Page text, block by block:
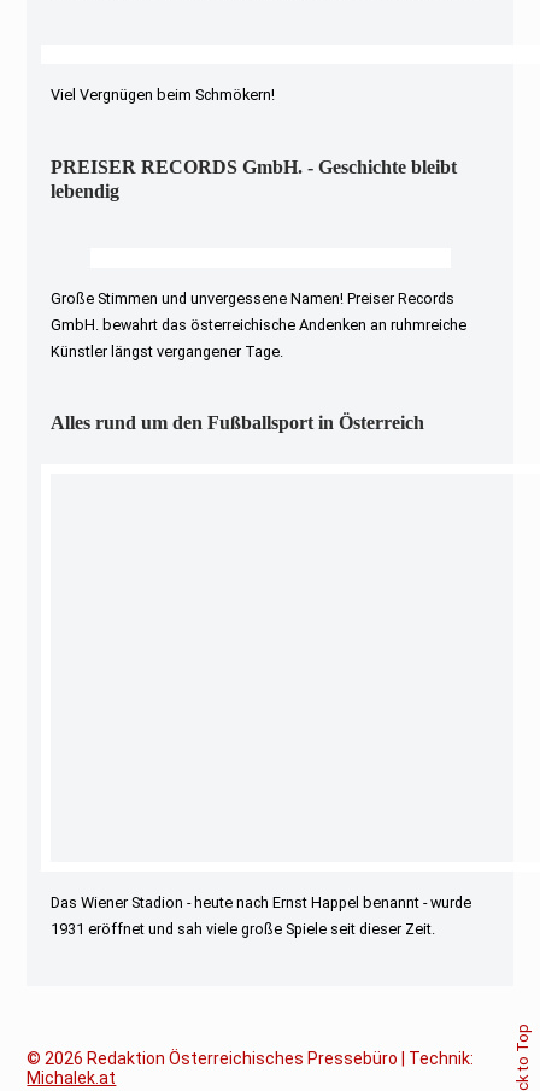
Viel Vergnügen beim Schmökern!
PREISER RECORDS GmbH. - Geschichte bleibt
lebendig
Große Stimmen und unvergessene Namen! Preiser Records
GmbH. bewahrt das österreichische Andenken an ruhmreiche
Künstler längst vergangener Tage.
Alles rund um den Fußballsport in Österreich
Das Wiener Stadion - heute nach Ernst Happel benannt - wurde
1931 eröffnet und sah viele große Spiele seit dieser Zeit.
© 2026 Redaktion Österreichisches Pressebüro | Technik:
Michalek.at
Back to Top